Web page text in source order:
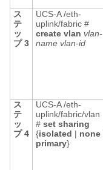
ス
テ
ッ
プ 3
UCS-A /eth-
uplink/fabric #
create vlan vlan-
name vlan-id
ス
テ
ッ
プ 4
UCS-A /eth-
uplink/fabric/vlan
# set sharing
{isolated | none
primary}